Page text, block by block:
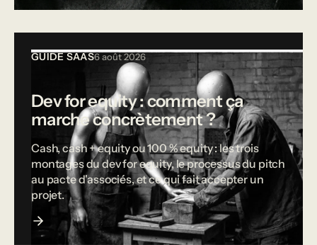
GUIDE SAAS6 août 2026
Dev for equity : comment ça
marche concrètement ?
Cash, cash + equity ou 100 % equity : les trois
montages du dev for equity, le processus du pitch
au pacte d'associés, et ce qui fait accepter un
projet.